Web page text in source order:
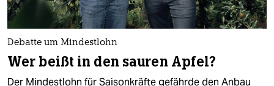
Debatte um Mindestlohn
Wer beißt in den sauren Apfel?
Der Mindestlohn für Saisonkräfte gefährde den Anbau